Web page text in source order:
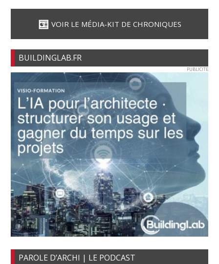
VOIR LE MÉDIA-KIT DE CHRONIQUES
BUILDINGLAB.FR
PUBLICITE
PAROLE D’ARCHI | LE PODCAST